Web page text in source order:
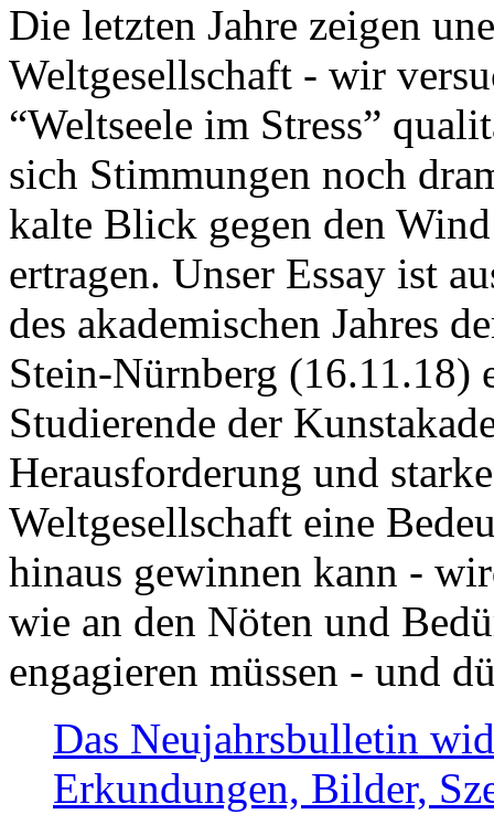
Die letzten Jahre zeigen
Weltgesellschaft - wir
“Weltseele im Stress”
sich Stimmungen noch
kalte Blick gegen den
ertragen. Unser Essay ist
des akademischen Jahres
Stein-Nürnberg (16.11.18)
Studierende der
Herausforderung und
Weltgesellschaft eine
hinaus gewinnen kann -
wie an den Nöten und
engagieren müssen - und
Das Neujahrsbulletin
Erkundungen, Bilder,